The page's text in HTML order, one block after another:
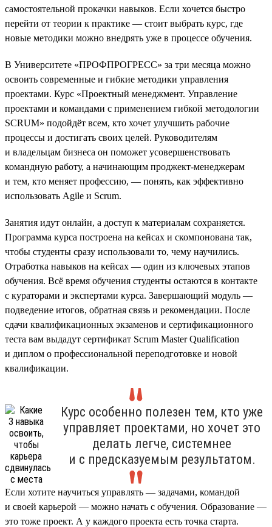
самостоятельной прокачки навыков. Если хочется быстро
перейти от теории к практике — стоит выбрать курс, где
новые методики можно внедрять уже в процессе обучения.
В Университете «ПРОФПРОГРЕСС» за три месяца можно
освоить современные и гибкие методики управления
проектами. Курс «Проектный менеджмент. Управление
проектами и командами с применением гибкой методологии
SCRUM» подойдёт всем, кто хочет улучшить рабочие
процессы и достигать своих целей. Руководителям
и владельцам бизнеса он поможет усовершенствовать
командную работу, а начинающим проджект-менеджерам
и тем, кто меняет профессию, — понять, как эффективно
использовать Agile и Scrum.
Занятия идут онлайн, а доступ к материалам сохраняется.
Программа курса построена на кейсах и скомпонована так,
чтобы студенты сразу использовали то, чему научились.
Отработка навыков на кейсах — один из ключевых этапов
обучения. Всё время обучения студенты остаются в контакте
с кураторами и экспертами курса. Завершающий модуль —
подведение итогов, обратная связь и рекомендации. После
сдачи квалификационных экзаменов и сертификационного
теста вам выдадут сертификат Scrum Master Qualification
и диплом о профессиональной переподготовке и новой
квалификации.
Курс особенно полезен тем, кто уже
управляет проектами, но хочет это
делать легче, системнее
и с предсказуемым результатом.
Если хотите научиться управлять — задачами, командой
и своей карьерой — можно начать с обучения. Образование —
это тоже проект. А у каждого проекта есть точка старта.